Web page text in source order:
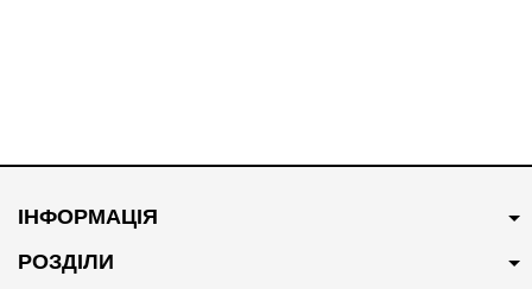
250 грн Купити
Патрубок системи
300 грн Купити
ІНФОРМАЦІЯ
РОЗДІЛИ